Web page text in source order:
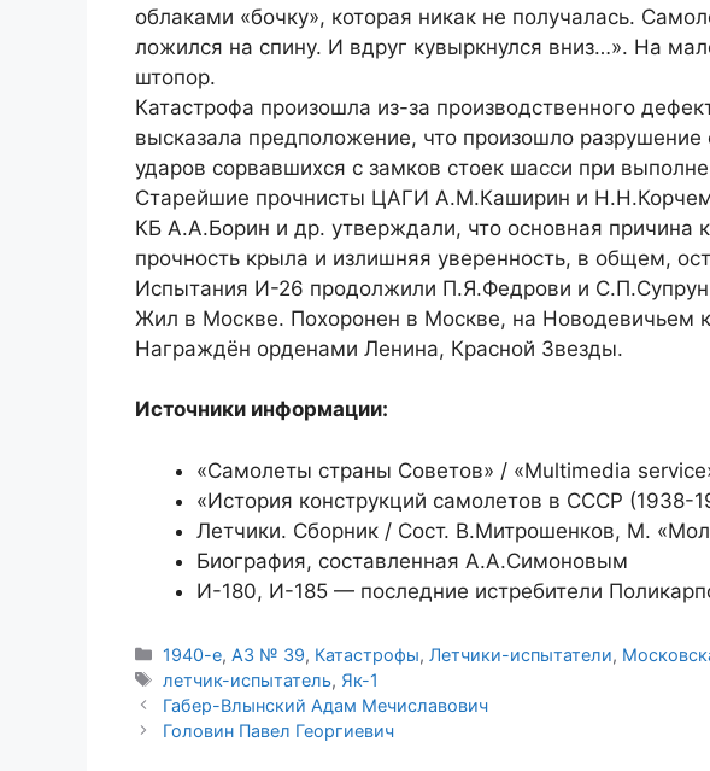
облаками «бочку», которая никак не получалась.
ложился на спину. И вдруг кувыркнулся вниз…». На
штопор.
Катастрофа произошла из-за производственного
высказала предположение, что произошло
ударов сорвавшихся с замков стоек шасси при
Старейшие прочнисты ЦАГИ А.М.Каширин и
КБ А.А.Борин и др. утверждали, что основная причина
прочность крыла и излишняя уверенность, в общем,
Испытания И-26 продолжили П.Я.Федрови и
Жил в Москве. Похоронен в Москве, на Новодевичьем
Награждён орденами Ленина, Красной Звезды.
Источники информации:
«Самолеты страны Советов» / «Multimedia
«История конструкций самолетов в СССР (1938-
Летчики. Сборник / Сост. В.Митрошенков, М.
Биография, составленная А.А.Симоновым
И-180, И-185 — последние истребители
Рубрики
1940-е, АЗ № 39, Катастрофы,Летчики-испытатели,
Метки
летчик-испытатель, Як-1
Габер-Влынский Адам Мечиславович
Головин Павел Георгиевич